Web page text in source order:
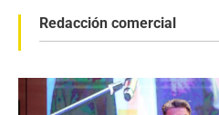
Redacción comercial